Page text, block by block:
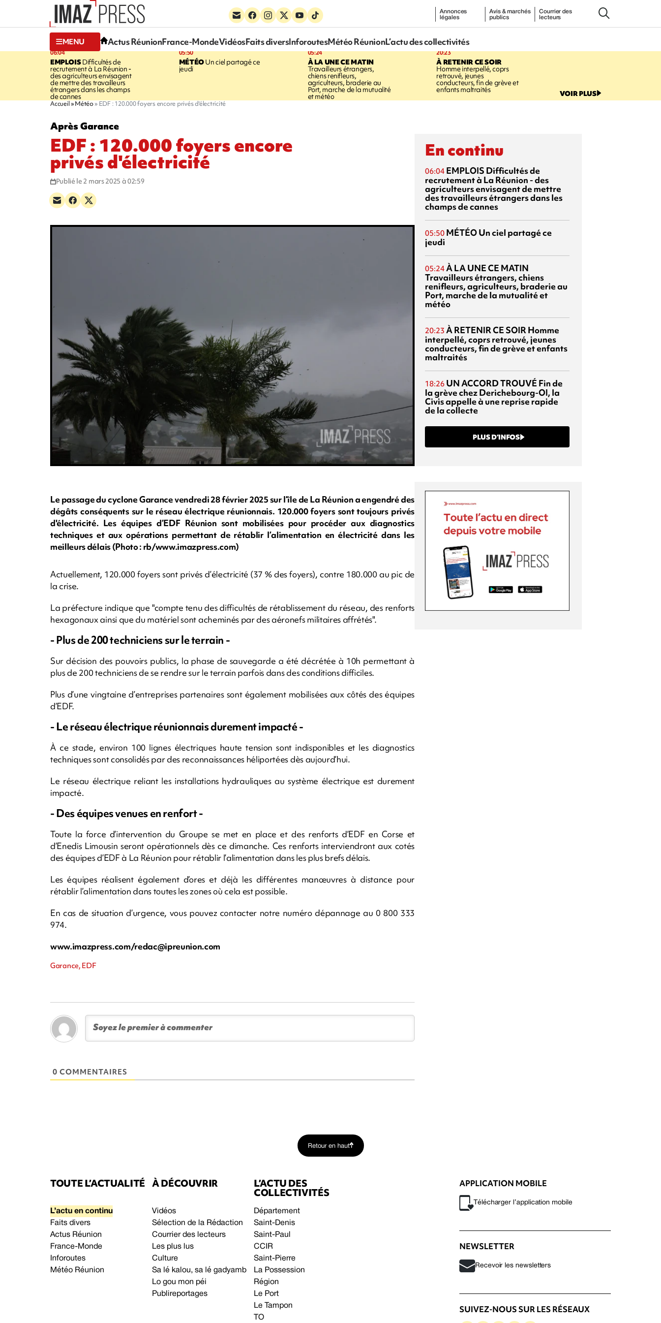
Annonces
légales
Avis & marchés
publics
Courrier des
lecteurs
MENU Actus RéunionFrance-MondeVidéosFaits diversInforoutesMétéo RéunionL’actu des collectivités
06:04
EMPLOISDifficultés de
recrutement à La Réunion -
des agriculteurs envisagent
de mettre des travailleurs
étrangers dans les champs
de cannes
05:50
MÉTÉOUn ciel partagé ce
jeudi
05:24
À LA UNE CE MATIN
Travailleurs étrangers,
chiens renifleurs,
agriculteurs, braderie au
Port, marche de la mutualité
et météo
20:23
À RETENIR CE SOIR
Homme interpellé, coprs
retrouvé, jeunes
conducteurs, fin de grève et
enfants maltraités VOIR PLUS
Accueil Météo EDF : 120.000 foyers encore privés d'électricité
Après Garance
EDF : 120.000 foyers encore
privés d'électricité
Publié le 2 mars 2025 à 02:59
Le passage du cyclone Garance vendredi 28 février 2025 sur l’île de La Réunion a engendré des
dégâts conséquents sur le réseau électrique réunionnais. 120.000 foyers sont toujours privés
d'électricité. Les équipes d’EDF Réunion sont mobilisées pour procéder aux diagnostics
techniques et aux opérations permettant de rétablir l’alimentation en électricité dans les
meilleurs délais (Photo : rb/www.imazpress.com)
Actuellement, 120.000 foyers sont privés d’électricité (37 % des foyers), contre 180.000 au pic de
la crise.
La préfecture indique que "compte tenu des difficultés de rétablissement du réseau, des renforts
hexagonaux ainsi que du matériel sont acheminés par des aéronefs militaires affrétés".
- Plus de 200 techniciens sur le terrain -
Sur décision des pouvoirs publics, la phase de sauvegarde a été décrétée à 10h permettant à
plus de 200 techniciens de se rendre sur le terrain parfois dans des conditions difficiles.
Plus d’une vingtaine d’entreprises partenaires sont également mobilisées aux côtés des équipes
d’EDF.
- Le réseau électrique réunionnais durement impacté -
À ce stade, environ 100 lignes électriques haute tension sont indisponibles et les diagnostics
techniques sont consolidés par des reconnaissances héliportées dès aujourd’hui.
Le réseau électrique reliant les installations hydrauliques au système électrique est durement
impacté.
- Des équipes venues en renfort -
Toute la force d’intervention du Groupe se met en place et des renforts d’EDF en Corse et
d’Enedis Limousin seront opérationnels dès ce dimanche. Ces renforts interviendront aux cotés
des équipes d’EDF à La Réunion pour rétablir l’alimentation dans les plus brefs délais.
Les équipes réalisent également d’ores et déjà les différentes manœuvres à distance pour
rétablir l’alimentation dans toutes les zones où cela est possible.
En cas de situation d’urgence, vous pouvez contacter notre numéro dépannage au 0 800 333
974.
www.imazpress.com/redac@ipreunion.com
Garance, EDF
0 COMMENTAIRES
En continu
06:04 EMPLOIS Difficultés de
recrutement à La Réunion - des
agriculteurs envisagent de mettre
des travailleurs étrangers dans les
champs de cannes
05:50 MÉTÉOUn ciel partagé ce
jeudi
05:24À LA UNE CE MATIN
Travailleurs étrangers, chiens
renifleurs, agriculteurs, braderie au
Port, marche de la mutualité et
météo
20:23 À RETENIR CE SOIR Homme
interpellé, coprs retrouvé, jeunes
conducteurs, fin de grève et enfants
maltraités
18:26 UN ACCORD TROUVÉ Fin de
la grève chez Derichebourg-OI, la
Civis appelle à une reprise rapide
de la collecte
PLUS D’INFOS
Retour en haut
TOUTE L’ACTUALITÉ
L’actu en continu
Faits divers
Actus Réunion
France-Monde
Inforoutes
Météo Réunion
À DÉCOUVRIR
Vidéos
Sélection de la Rédaction
Courrier des lecteurs
Les plus lus
Culture
Sa lé kalou, sa lé gadyamb
Lo gou mon péi
Publireportages
L’ACTU DES
COLLECTIVITÉS
Département
Saint-Denis
Saint-Paul
CCIR
Saint-Pierre
La Possession
Région
Le Port
Le Tampon
TO
APPLICATION MOBILE
Télécharger l’application mobile
NEWSLETTER
Recevoir les newsletters
SUIVEZ-NOUS SUR LES RÉSEAUX